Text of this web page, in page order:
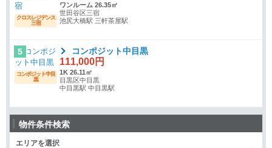
クロスレジデンス
三宿
ワンルーム 26.35㎡
世田谷区三宿
池尻大橋駅 三軒茶屋駅
5
コンポジット中目
黒
コンポジット中目黒
111,000円
1K 26.11㎡
目黒区中目黒
中目黒駅 中目黒駅
物件条件検索
エリアを選択